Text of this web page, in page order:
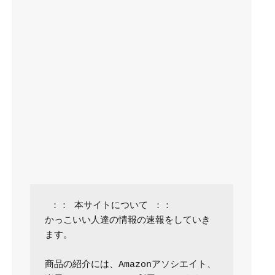
かっこいい人達の情報の速報をしていき
ます。
商品の紹介には、Amazonアソシエイト、